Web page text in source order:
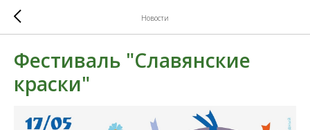
Новости
Фестиваль "Славянские
краски"